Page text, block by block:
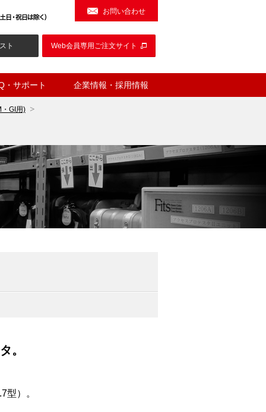
お問い合わせ
ト Web会員専用ご注文サイト
・サポート 企業情報・採用情報
GI用)
。
型）。